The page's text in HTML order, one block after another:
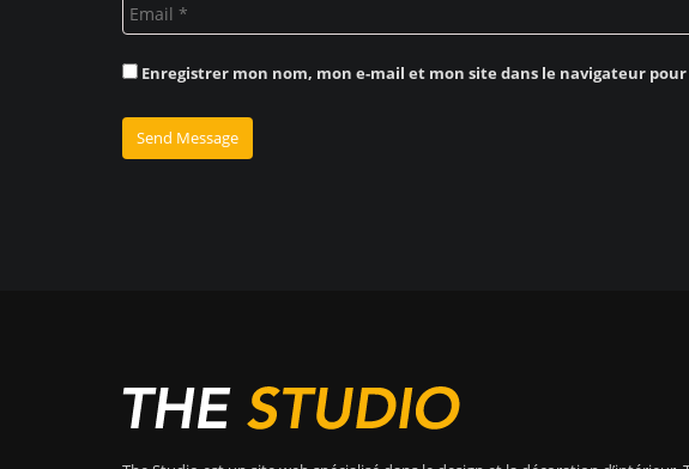
Enregistrer mon nom, mon e-mail et mon site dans le navigateur